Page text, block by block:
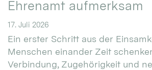
Ehrenamt aufmerksam
17. Juli 2026
Ein erster Schritt aus der
Menschen einander Zeit
Verbindung, Zugehörigkeit und